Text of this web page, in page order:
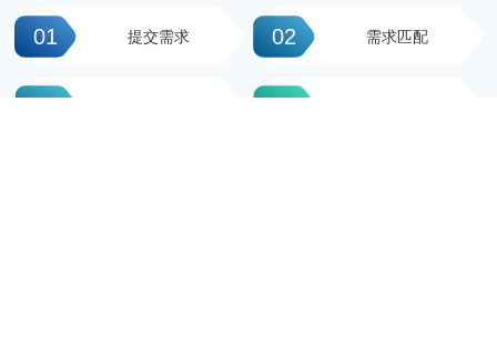
01 提交需求 02 需求匹配
03 04